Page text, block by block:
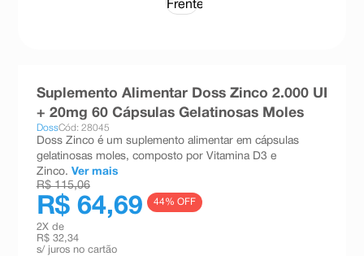
esmalte
10ºabsorvente
Suplemento Alimentar Doss Zinco 2.000 UI
+ 20mg 60 Cápsulas Gelatinosas Moles
DossCód: 28045
Doss Zinco é um suplemento alimentar em cápsulas
gelatinosas moles, composto por Vitamina D3 e
Zinco. Ver mais
R$ 115,06
R$ 64,69 44% OFF
2X de
R$ 32,34
s/ juros no cartão